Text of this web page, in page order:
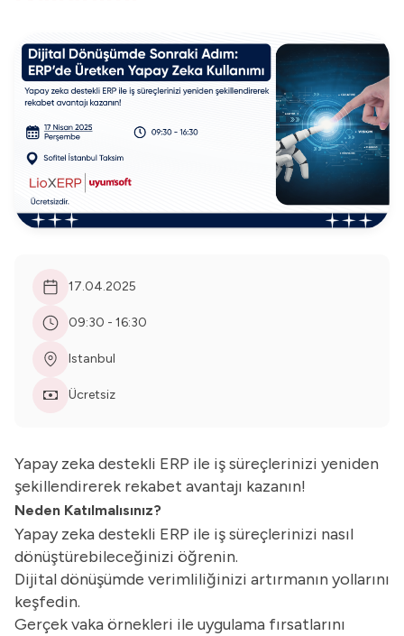
17.04.2025
09:30 - 16:30
Istanbul
Ücretsiz
Yapay zeka destekli ERP ile iş süreçlerinizi yeniden
şekillendirerek rekabet avantajı kazanın!
Neden Katılmalısınız?
Yapay zeka destekli ERP ile iş süreçlerinizi nasıl
dönüştürebileceğinizi öğrenin.
Dijital dönüşümde verimliliğinizi artırmanın yollarını
keşfedin.
Gerçek vaka örnekleri ile uygulama fırsatlarını